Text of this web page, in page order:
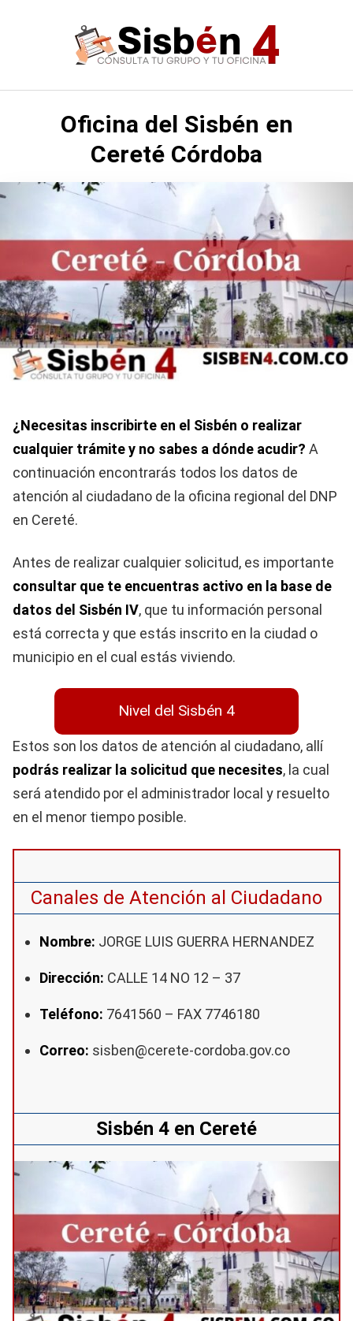
Oficina del Sisbén en
Cereté Córdoba
¿Necesitas inscribirte en el Sisbén o realizar
cualquier trámite y no sabes a dónde acudir? A
continuación encontrarás todos los datos de
atención al ciudadano de la oficina regional del DNP
en Cereté.
Antes de realizar cualquier solicitud, es importante
consultar que te encuentras activo en la base de
datos del Sisbén IV, que tu información personal
está correcta y que estás inscrito en la ciudad o
municipio en el cual estás viviendo.
Nivel del Sisbén 4
Estos son los datos de atención al ciudadano, allí
podrás realizar la solicitud que necesites, la cual
será atendido por el administrador local y resuelto
en el menor tiempo posible.
Canales de Atención al Ciudadano
Nombre: JORGE LUIS GUERRA HERNANDEZ
Dirección: CALLE 14 NO 12 – 37
Teléfono: 7641560 – FAX 7746180
Correo: sisben@cerete-cordoba.gov.co
Sisbén 4 en Cereté